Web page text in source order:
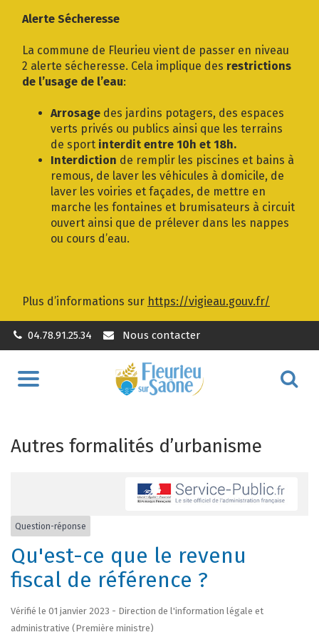
Alerte Sécheresse
La commune de Fleurieu vient de passer en niveau
2 alerte sécheresse. Cela implique des restrictions
de l’usage de l’eau:
Arrosage des jardins potagers, des espaces
verts privés ou publics ainsi que les terrains
de sport interdit entre 10h et 18h.
Interdiction de remplir les piscines et bains à
remous, de laver les véhicules à domicile, de
laver les voiries et façades, de mettre en
marche les fontaines et brumisateurs à circuit
ouvert ainsi que de prélever dans les nappes
ou cours d’eau.
Plus d’informations sur https://vigieau.gouv.fr/
04.78.91.25.34 Nous contacter
Aller
Autres formalités d’urbanisme
Question-réponse
Qu'est-ce que le revenu
fiscal de référence ?
Vérifié le 01 janvier 2023 - Direction de l'information légale et
administrative (Première ministre)